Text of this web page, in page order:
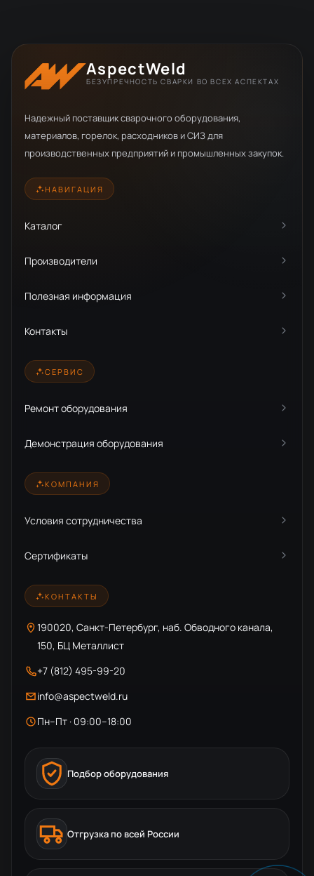
AspectWeld
БЕЗУПРЕЧНОСТЬ СВАРКИ ВО ВСЕХ АСПЕКТАХ
Надежный поставщик сварочного оборудования,
материалов, горелок, расходников и СИЗ для
производственных предприятий и промышленных закупок.
НАВИГАЦИЯ
Каталог
Производители
Полезная информация
Контакты
СЕРВИС
Ремонт оборудования
Демонстрация оборудования
КОМПАНИЯ
Условия сотрудничества
Сертификаты
КОНТАКТЫ
190020, Санкт-Петербург, наб. Обводного канала,
150, БЦ Металлист
+7 (812) 495-99-20
info@aspectweld.ru
Пн–Пт · 09:00–18:00
Подбор оборудования
Отгрузка по всей России